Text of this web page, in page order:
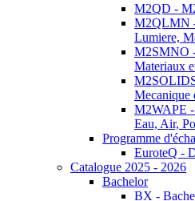
M2QD -
M2QLMN
Lumiere,
M2SMNO
Materiaux
Mecanique
M2WAPE
Eau, Air,
Programme
EuroteQ -
Catalogue 2025 - 2026
Bachelor
BX -